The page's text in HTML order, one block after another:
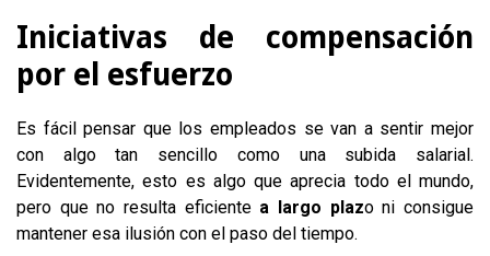
Iniciativas de compensación
por el esfuerzo
Es fácil pensar que los empleados se van a sentir mejor
con algo tan sencillo como una subida salarial.
Evidentemente, esto es algo que aprecia todo el mundo,
pero que no resulta eficiente a largo plazo ni consigue
mantener esa ilusión con el paso del tiempo.